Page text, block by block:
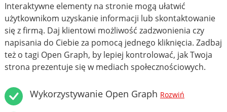
Interaktywne elementy na stronie mogą ułatwić
użytkownikom uzyskanie informacji lub skontaktowanie
się z firmą. Daj klientowi możliwość zadzwonienia czy
napisania do Ciebie za pomocą jednego kliknięcia. Zadbaj
też o tagi Open Graph, by lepiej kontrolować, jak Twoja
strona prezentuje się w mediach społecznościowych.
Wykorzystywanie Open Graph Rozwiń